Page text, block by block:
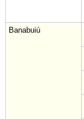
Banabuiú